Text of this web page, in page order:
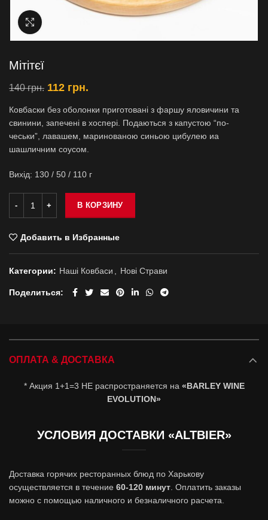
Мітітєї
140грн. 112 грн.
Ковбаски без оболонки приготовані з фаршу яловичини та
свинини, запечені в хоспері. Подаються з капустою “по-
чеськи”, лавашем, маринованою синьою цибулею иа
шашличним соусом.
Вихiд: 130 / 50 / 110 г
В КОРЗИНУ
Добавить в Избранные
Категории: Нашi Ковбаси Новi Страви
Поделиться
ОПЛАТА & ДОСТАВКА
* Акция 1+1=3 НЕ распространяется на «BARLEY WINE
EVOLUTION»
УСЛОВИЯ ДОСТАВКИ «ALTBIER»
Доставка горячих ресторанных блюд по Харькову
осуществляется в течение 60-120 минут . Оплатить заказы
можно с помощью наличного и безналичного расчета.